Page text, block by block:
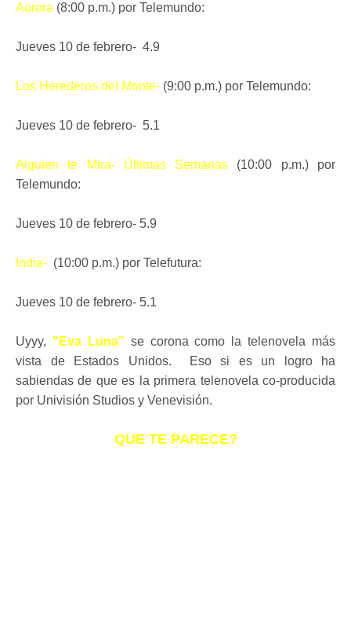
Aurora (8:00 p.m.) por Telemundo:
Jueves 10 de febrero- 4.9
Los Herederos del Monte- (9:00 p.m.) por Telemundo:
Jueves 10 de febrero- 5.1
Alguien te Mira- Últimas Semanas (10:00 p.m.) por
Telemundo:
Jueves 10 de febrero- 5.9
India- (10:00 p.m.) por Telefutura:
Jueves 10 de febrero- 5.1
Uyyy, "Eva Luna" se corona como la telenovela más
vista de Estados Unidos. Eso si es un logro ha
sabiendas de que es la primera telenovela co-producida
por Univisión Studios y Venevisión.
QUE TE PARECE?